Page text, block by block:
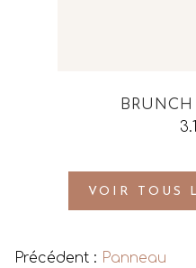
VOIR TOUS
Précédent : Panneau